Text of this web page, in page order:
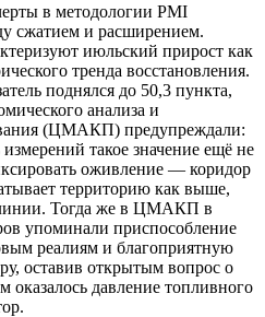
в методологии PMI
сжатием и расширением.
июльский прирост как
тренда восстановления.
поднялся до 50,3 пункта,
анализа и
(ЦМАКП) предупреждали:
такое значение ещё не
оживление — коридор
территорию как выше,
Тогда же в ЦМАКП в
упоминали приспособление
реалиям и благоприятную
оставив открытым вопрос о
оказалось давление топливного